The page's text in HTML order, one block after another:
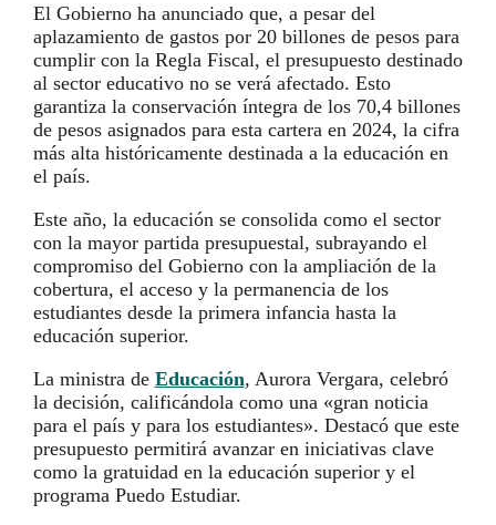
El Gobierno ha anunciado que, a pesar del
aplazamiento de gastos por 20 billones de pesos para
cumplir con la Regla Fiscal, el presupuesto destinado
al sector educativo no se verá afectado. Esto
garantiza la conservación íntegra de los 70,4 billones
de pesos asignados para esta cartera en 2024, la cifra
más alta históricamente destinada a la educación en
el país.
Este año, la educación se consolida como el sector
con la mayor partida presupuestal, subrayando el
compromiso del Gobierno con la ampliación de la
cobertura, el acceso y la permanencia de los
estudiantes desde la primera infancia hasta la
educación superior.
La ministra de Educación, Aurora Vergara, celebró
la decisión, calificándola como una «gran noticia
para el país y para los estudiantes». Destacó que este
presupuesto permitirá avanzar en iniciativas clave
como la gratuidad en la educación superior y el
programa Puedo Estudiar.